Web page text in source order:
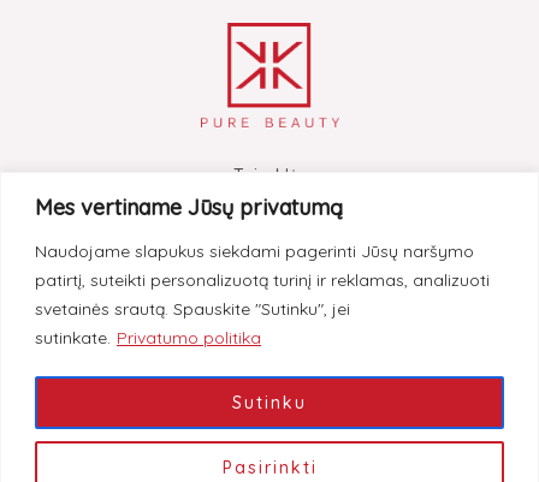
Mes vertiname Jūsų privatumą
Naudojame slapukus siekdami pagerinti Jūsų naršymo
patirtį, suteikti personalizuotą turinį ir reklamas, analizuoti
svetainės srautą. Spauskite "Sutinku", jei
sutinkate. Privatumo politika
Pasirinkti
Sutinku
Taisyklės
Pristatymas
Grąžinimas
Privatumas
© 2026 Pure Beauty Shop.